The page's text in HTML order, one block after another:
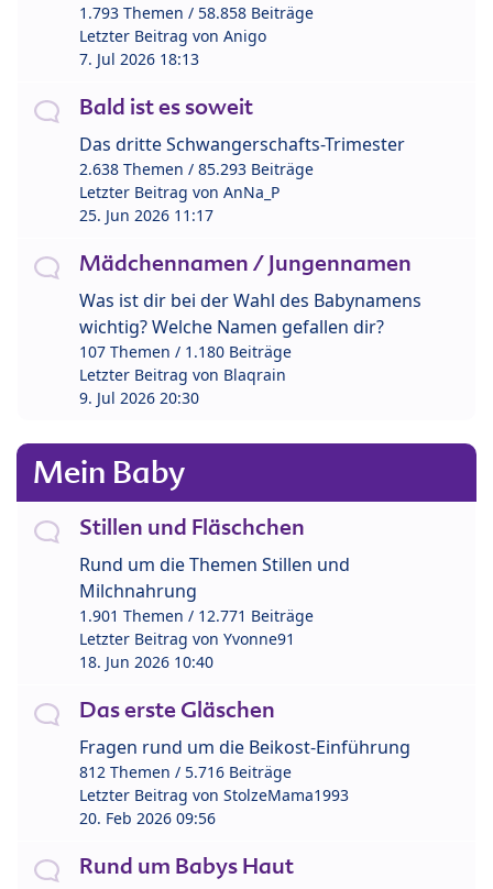
1.793 Themen / 58.858 Beiträge
Letzter Beitrag von Anigo
7. Jul 2026 18:13
Bald ist es soweit
Das dritte Schwangerschafts-Trimester
2.638 Themen / 85.293 Beiträge
Letzter Beitrag von AnNa_P
25. Jun 2026 11:17
Mädchennamen / Jungennamen
Was ist dir bei der Wahl des Babynamens
wichtig? Welche Namen gefallen dir?
107 Themen / 1.180 Beiträge
Letzter Beitrag von Blaqrain
9. Jul 2026 20:30
Mein Baby
Stillen und Fläschchen
Rund um die Themen Stillen und
Milchnahrung
1.901 Themen / 12.771 Beiträge
Letzter Beitrag von Yvonne91
18. Jun 2026 10:40
Das erste Gläschen
Fragen rund um die Beikost-Einführung
812 Themen / 5.716 Beiträge
Letzter Beitrag von StolzeMama1993
20. Feb 2026 09:56
Rund um Babys Haut